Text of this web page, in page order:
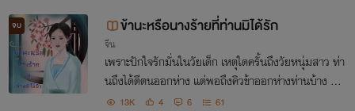
จบ ข้านะหรือนางร้ายที่ท่านมิได้รัก
จีน
เพราะปักใจรักมั่นในวัยเด็ก เหตุใดครั้นถึงวัยหนุ่มสาว ท่า
นถึงได้ตีตนออกห่าง แต่พอถึงคิวข้าออกห่างท่านบ้าง ถึงไ
ด้ตามตื้อข้าไม่เลิก
13K 4 6 61